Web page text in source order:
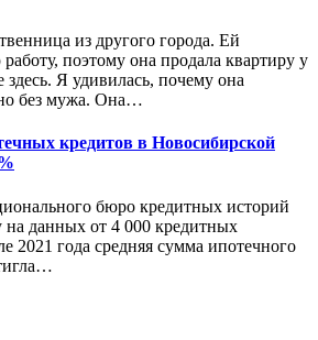
из другого города. Ей
поэтому она продала квартиру у
здесь. Я удивилась, почему она
без мужа. Она…
кредитов в Новосибирской
бюро кредитных историй
данных от 4 000 кредитных
2021 года средняя сумма ипотечного